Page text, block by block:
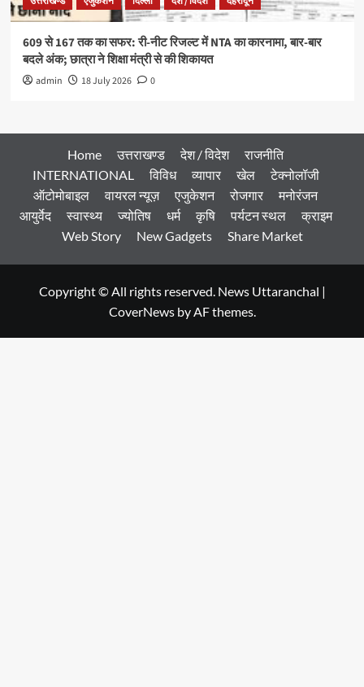
609 से 167 तक का सफर: री-नीट रिजल्ट में NTA का कारनामा, बार-बार
बदले अंक; छात्रा ने शिक्षा मंत्री से की शिकायत
admin 18 July 2026 0
Home उत्तराखण्ड देश / विदेश
राजनीति
INTERNATIONAL
विविध व्यापार खेल
टेक्नोलॉजी
ऑटोमोबाइल
वायरल न्यूज़ एजुकेशन रोजगार
मनोरंजन
आयुर्वेद
स्वास्थ्य ज्योतिष धर्म कृषि पर्यटन स्थल
क्राइम
Web Story
New Gadgets Share Market
Copyright © All rights reserved. News Uttaranchal |
CoverNewsby AF themes.